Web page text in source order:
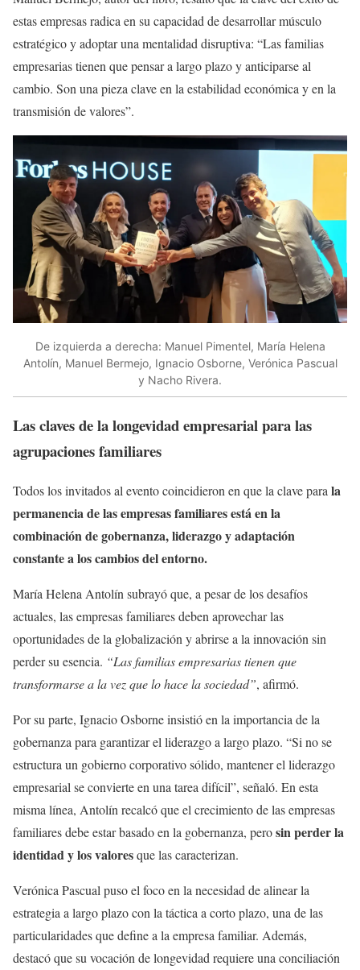
estas empresas radica en su capacidad de desarrollar músculo
estratégico y adoptar una mentalidad disruptiva: “Las familias
empresarias tienen que pensar a largo plazo y anticiparse al
cambio. Son una pieza clave en la estabilidad económica y en la
transmisión de valores”.
De izquierda a derecha: Manuel Pimentel, María Helena
Antolín, Manuel Bermejo, Ignacio Osborne, Verónica Pascual
y Nacho Rivera.
Las claves de la longevidad empresarial para las
agrupaciones familiares
Todos los invitados al evento coincidieron en que la clave para la
permanencia de las empresas familiares está en la
combinación de gobernanza, liderazgo y adaptación
constante a los cambios del entorno.
María Helena Antolín subrayó que, a pesar de los desafíos
actuales, las empresas familiares deben aprovechar las
oportunidades de la globalización y abrirse a la innovación sin
perder su esencia. “Las familias empresarias tienen que
transformarse a la vez que lo hace la sociedad”, afirmó.
Por su parte, Ignacio Osborne insistió en la importancia de la
gobernanza para garantizar el liderazgo a largo plazo. “Si no se
estructura un gobierno corporativo sólido, mantener el liderazgo
empresarial se convierte en una tarea difícil”, señaló. En esta
misma línea, Antolín recalcó que el crecimiento de las empresas
familiares debe estar basado en la gobernanza, perosin perder la
identidad y los valoresque las caracterizan.
Verónica Pascual puso el foco en la necesidad de alinear la
estrategia a largo plazo con la táctica a corto plazo, una de las
particularidades que define a la empresa familiar. Además,
destacó que su vocación de longevidad requiere una conciliación